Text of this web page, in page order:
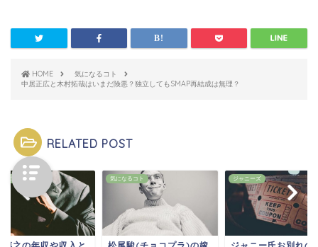
HOME
気になるコト
中居正広と木村拓哉はいまだ険悪？独立してもSMAP再結成は無理？
RELATED POST
るコト 気になるコト ジャニーズ